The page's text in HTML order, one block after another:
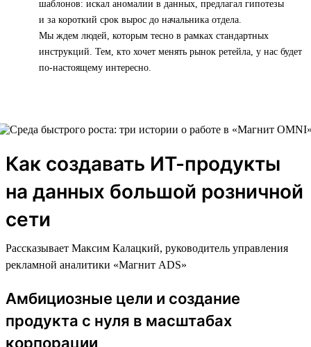
шаблонов: искал аномалии в данных, предлагал гипотезы
и за короткий срок вырос до начальника отдела.
Мы ждем людей, которым тесно в рамках стандартных
инструкций. Тем, кто хочет менять рынок ретейла, у нас будет
по-настоящему интересно.
Как создавать ИТ-продукты
на данных большой розничной
сети
Рассказывает Максим Калацкий, руководитель управления
рекламной аналитики «Магнит ADS»
Амбициозные цели и создание
продукта с нуля в масштабах
корпорации